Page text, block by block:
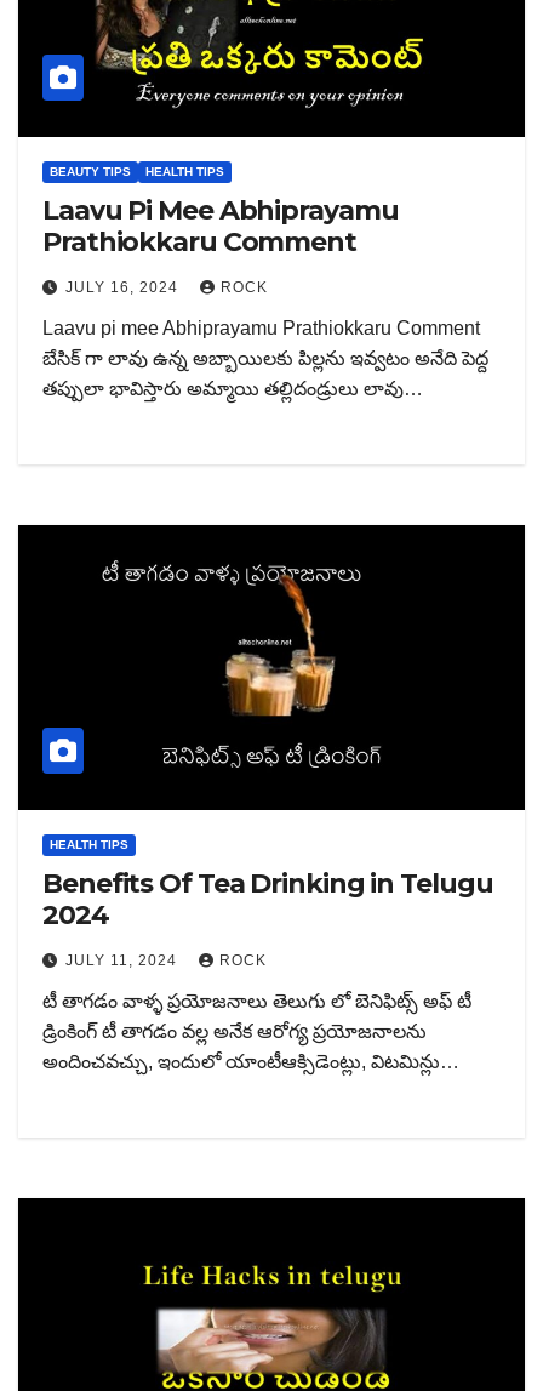
BEAUTY TIPS HEALTH TIPS
Laavu Pi Mee Abhiprayamu
Prathiokkaru Comment
JULY 16, 2024 ROCK
Laavu pi mee Abhiprayamu Prathiokkaru Comment
బేసిక్ గా లావు ఉన్న అబ్బాయిలకు పిల్లను ఇవ్వటం అనేది పెద్ద
తప్పులా భావిస్తారు అమ్మాయి తల్లిదండ్రులు లావు…
HEALTH TIPS
Benefits Of Tea Drinking in Telugu
2024
JULY 11, 2024 ROCK
టీ తాగడం వాళ్ళ ప్రయోజనాలు తెలుగు లో బెనిఫిట్స్ అఫ్ టీ
డ్రింకింగ్ టీ తాగడం వల్ల అనేక ఆరోగ్య ప్రయోజనాలను
అందించవచ్చు, ఇందులో యాంటీఆక్సిడెంట్లు, విటమిన్లు…